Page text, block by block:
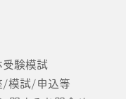
受験模試
/模試/申込等